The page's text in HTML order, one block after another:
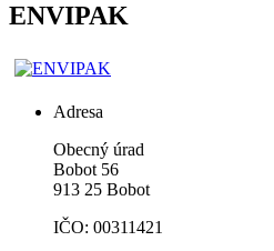
ENVIPAK
Adresa
Obecný úrad
Bobot 56
913 25 Bobot
IČO: 00311421